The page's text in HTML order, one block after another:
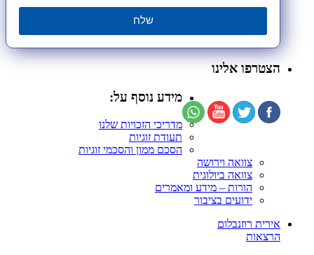
שלח
הצטרפו אלינו
מידע נוסף על:
מדריכי הזכויות שלנו
תעודת זוגיות
הסכם ממון והסכמי זוגיות
צוואה וירושה
צוואה ביולוגית
הורות – מידע ומאמרים
ידועים בציבור
אירית רוזנבלום
הרצאות